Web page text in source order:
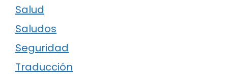
Salud
Saludos
Seguridad
Traducción